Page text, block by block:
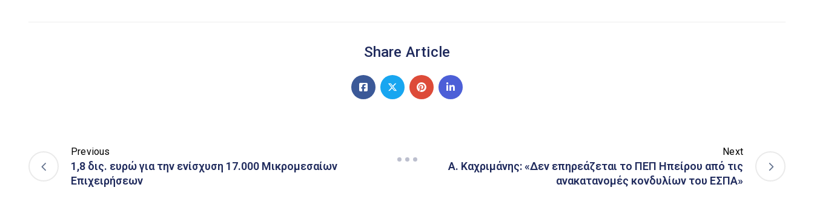
Share Article
Previous
1,8 δις. ευρώ για την ενίσχυση 17.000 Μικρομεσαίων
Επιχειρήσεων
Next
Α. Καχριμάνης: «Δεν επηρεάζεται το ΠΕΠ Ηπείρου από τις
ανακατανομές κονδυλίων του ΕΣΠΑ»